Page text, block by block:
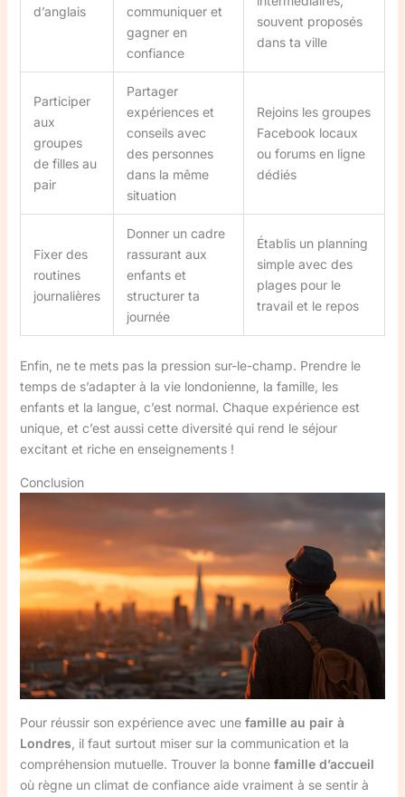
d’anglais
communiquer et
gagner en
confiance
souvent proposés
dans ta ville
Participer
aux
groupes
de filles au
pair
Partager
expériences et
conseils avec
des personnes
dans la même
situation
Rejoins les groupes
Facebook locaux
ou forums en ligne
dédiés
Fixer des
routines
journalières
Donner un cadre
rassurant aux
enfants et
structurer ta
journée
Établis un planning
simple avec des
plages pour le
travail et le repos
Enfin, ne te mets pas la pression sur-le-champ. Prendre le
temps de s’adapter à la vie londonienne, la famille, les
enfants et la langue, c’est normal. Chaque expérience est
unique, et c’est aussi cette diversité qui rend le séjour
excitant et riche en enseignements !
Conclusion
Pour réussir son expérience avec une famille au pair à
Londres , il faut surtout miser sur la communication et la
compréhension mutuelle. Trouver la bonne famille d’accueil
où règne un climat de confiance aide vraiment à se sentir à